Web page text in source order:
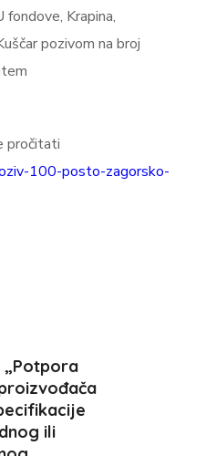
Krapina,
pozivom na broj
pročitati
100-posto-zagorsko-
„Potpora
ili